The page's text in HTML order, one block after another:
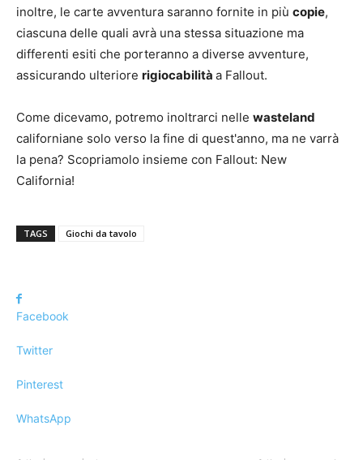
inoltre, le carte avventura saranno fornite in più copie,
ciascuna delle quali avrà una stessa situazione ma
differenti esiti che porteranno a diverse avventure,
assicurando ulteriore rigiocabilità a Fallout.
Come dicevamo, potremo inoltrarci nelle wasteland
californiane solo verso la fine di quest'anno, ma ne varrà
la pena? Scopriamolo insieme con Fallout: New
California!
TAGS Giochi da tavolo
Facebook
Twitter
Pinterest
WhatsApp